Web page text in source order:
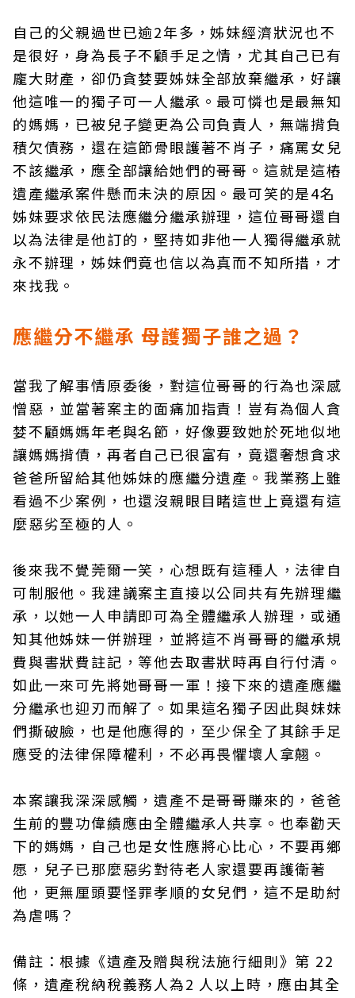
自己的父親過世已逾2年多，姊妹經濟狀況也不
是很好，身為長子不顧手足之情，尤其自己已有
龐大財產，卻仍貪婪要姊妹全部放棄繼承，好讓
他這唯一的獨子可一人繼承。最可憐也是最無知
的媽媽，已被兒子變更為公司負責人，無端揹負
積欠債務，還在這節骨眼護著不肖子，痛罵女兒
不該繼承，應全部讓給她們的哥哥。這就是這樁
遺產繼承案件懸而未決的原因。最可笑的是4名
姊妹要求依民法應繼分繼承辦理，這位哥哥還自
以為法律是他訂的，堅持如非他一人獨得繼承就
永不辦理，姊妹們竟也信以為真而不知所措，才
來找我。
應繼分不繼承 母護獨子誰之過？
當我了解事情原委後，對這位哥哥的行為也深感
憎惡，並當著案主的面痛加指責！豈有為個人貪
婪不顧媽媽年老與名節，好像要致她於死地似地
讓媽媽揹債，再者自己已很富有，竟還奢想貪求
爸爸所留給其他姊妹的應繼分遺產。我業務上雖
看過不少案例，也還沒親眼目睹這世上竟還有這
麼惡劣至極的人。
後來我不覺莞爾一笑，心想既有這種人，法律自
可制服他。我建議案主直接以公同共有先辦理繼
承，以她一人申請即可為全體繼承人辦理，或通
知其他姊妹一併辦理，並將這不肖哥哥的繼承規
費與書狀費註記，等他去取書狀時再自行付清。
如此一來可先將她哥哥一軍！接下來的遺產應繼
分繼承也迎刃而解了。如果這名獨子因此與妹妹
們撕破臉，也是他應得的，至少保全了其餘手足
應受的法律保障權利，不必再畏懼壞人拿翹。
本案讓我深深感觸，遺產不是哥哥賺來的，爸爸
生前的豐功偉績應由全體繼承人共享。也奉勸天
下的媽媽，自己也是女性應將心比心，不要再鄉
愿，兒子已那麼惡劣對待老人家還要再護衛著
他，更無厘頭要怪罪孝順的女兒們，這不是助紂
為虐嗎？
備註：根據《遺產及贈與稅法施行細則》第 22
條，遺產稅納稅義務人為2 人以上時，應由其全